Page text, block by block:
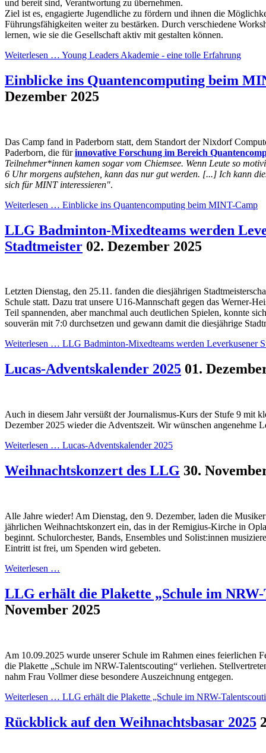
und bereit sind, Verantwortung zu übernehmen.
Ziel ist es, engagierte Jugendliche zu fördern und ihnen die
Führungsfähigkeiten weiter zu bestärken. Durch verschiedene
lernen, wie sie die Gesellschaft aktiv mit gestalten können.
Weiterlesen … Young Leaders Akademie - eine tolle Erfahrung
Einblicke ins Quantencomputing beim
Dezember 2025
Das Camp fand in Paderborn statt, dem Standort der Nixdorf
Paderborn, die fürinnovative Forschung im Bereich
Teilnehmer*innen kamen sogar vom Chiemsee. Wenn Leute so
6 Uhr morgens aufstehen, kann das nur gut werden. [...] Ich kann
sich für MINT interessieren".
Weiterlesen … Einblicke ins Quantencomputing beim MINT-Camp
LLG Badminton-Mixedteams werden
Stadtmeister 02. Dezember 2025
Letzten Dienstag, den 25.11. fanden die diesjährigen
Schule statt. Dazu trat unsere U16-Mannschaft gegen das Werner-
Teil spannenden, aber manchmal auch deutlichen Spielen, konnte
souverän mit 7:0 durchsetzen und gewann damit die diesjährige
Weiterlesen … LLG Badminton-Mixedteams werden Leverkusener
Lucas-Adventskalender 2025 01.
Auch in diesem Jahr versüßt der Journalismus-Kurs der Stufe 9 mit
Dezember 2025 wieder die Adventszeit. Wir wünschen angenehme
Weiterlesen … Lucas-Adventskalender 2025
Weihnachtskonzert des LLG 30.
Alle Jahre wieder! Am Dienstag, den 9. Dezember, laden die
jährlichen Weihnachtskonzert ein, das in der Remigius-Kirche in
beginnt. Schulorchester, Bands, Ensembles und Solist:innen
Eintritt ist frei, um Spenden wird gebeten.
Weiterlesen …
LLG erhält die Plakette „Schule im
November 2025
Am 10.09.2025 wurde unserer Schule im Rahmen eines feierlichen
die Plakette „Schule im NRW-Talentscouting“ verliehen.
nahm Frau Vollmer diese besondere Auszeichnung entgegen.
Weiterlesen … LLG erhält die Plakette „Schule im NRW-
Rückblick auf den Weihnachtsbasar 2025